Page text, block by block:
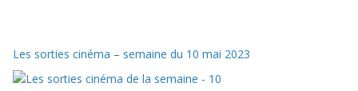
Les sorties cinéma – semaine du 10 mai 2023